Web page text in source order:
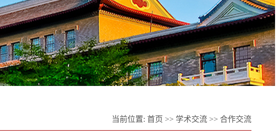
当前位置: 首页 >> 学术交流 >> 合作交流